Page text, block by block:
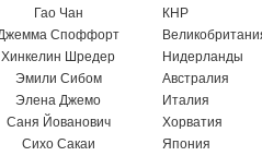
Гао Чан
КНР
Споффорт
Хинкелин Шредер
Нидерланды
Эмили Сибом
Австралия
Элена Джемо
Италия
Саня Йованович
Хорватия
Сихо Сакаи
Япония